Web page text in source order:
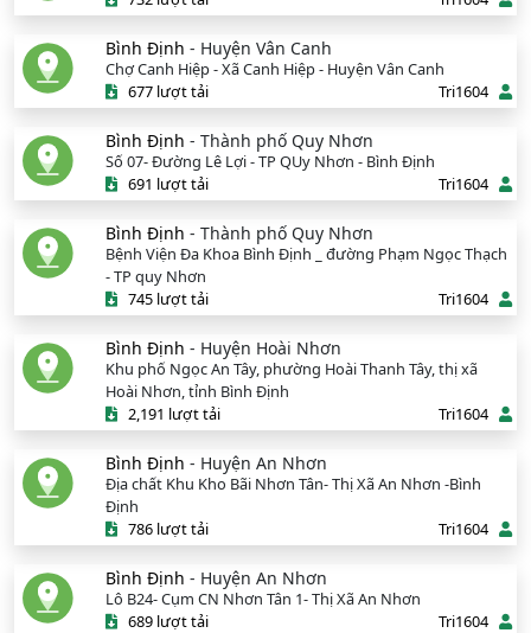
Bình Định - Huyện Vân Canh
Chợ Canh Hiệp - Xã Canh Hiệp - Huyện Vân Canh
677 lượt tải
Tri1604
Bình Định - Thành phố Quy Nhơn
Số 07- Đường Lê Lợi - TP QUy Nhơn - Bình Định
691 lượt tải
Tri1604
Bình Định - Thành phố Quy Nhơn
Bệnh Viện Đa Khoa Bình Định _ đường Phạm Ngọc Thạch
- TP quy Nhơn
745 lượt tải
Tri1604
Bình Định - Huyện Hoài Nhơn
Khu phố Ngọc An Tây, phường Hoài Thanh Tây, thị xã
Hoài Nhơn, tỉnh Bình Định
2,191 lượt tải
Tri1604
Bình Định - Huyện An Nhơn
Địa chất Khu Kho Bãi Nhơn Tân- Thị Xã An Nhơn -Bình
Định
786 lượt tải
Tri1604
Bình Định - Huyện An Nhơn
Lô B24- Cụm CN Nhơn Tân 1- Thị Xã An Nhơn
689 lượt tải
Tri1604